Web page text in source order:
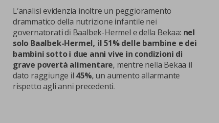
L’analisi evidenzia inoltre un peggioramento
drammatico della nutrizione infantile nei
governatorati di Baalbek-Hermel e della Bekaa: nel
solo Baalbek-Hermel, il 51% delle bambine e dei
bambini sotto i due anni vive in condizioni di
grave povertà alimentare, mentre nella Bekaa il
dato raggiunge il 45%, un aumento allarmante
rispetto agli anni precedenti.